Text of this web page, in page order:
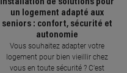
un logement adapté aux
seniors : confort, sécurité et
autonomie
Vous souhaitez adapter votre
logement pour bien vieillir chez
vous en toute sécurité ? C’est